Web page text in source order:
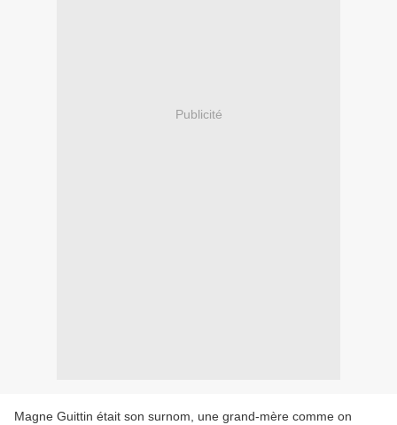
Publicité
Magne Guittin était son surnom, une grand-mère comme on